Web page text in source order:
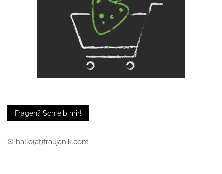
Fragen? Schreib mir!
✉ hallo(at)fraujanik.com